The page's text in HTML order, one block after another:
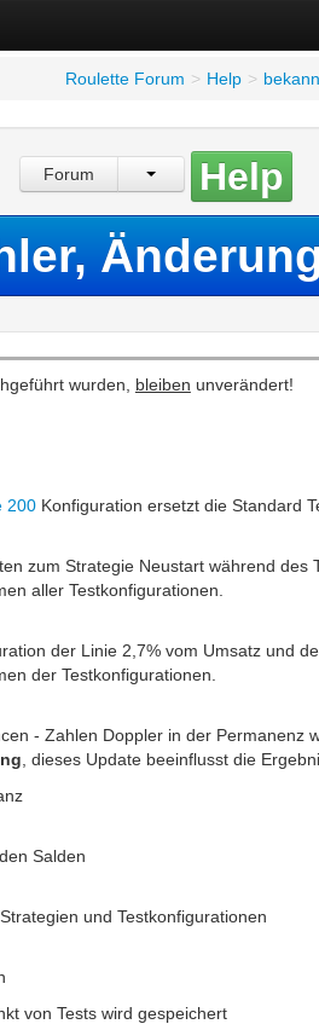
Roulette Forum > Help >
Forum
Help
wurden, bleiben unverändert!
200Konfiguration ersetzt die Standard
zum Strategie Neustart während des
aller Testkonfigurationen.
der Linie 2,7% vom Umsatz und
der Testkonfigurationen.
- Zahlen Doppler in der Permanenz
, dieses Update beeinflusst die
Salden
und Testkonfigurationen
von Tests wird gespeichert